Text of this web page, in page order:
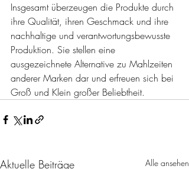
Insgesamt überzeugen die Produkte durch
ihre Qualität, ihren Geschmack und ihre
nachhaltige und verantwortungsbewusste
Produktion. Sie stellen eine
ausgezeichnete Alternative zu Mahlzeiten
anderer Marken dar und erfreuen sich bei
Groß und Klein großer Beliebtheit.
Aktuelle Beiträge Alle ansehen